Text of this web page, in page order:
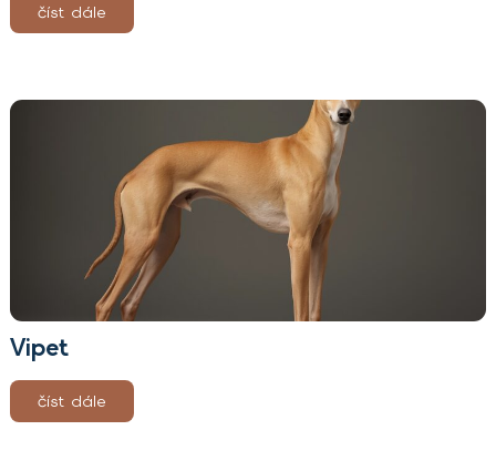
číst dále
Vipet
číst dále